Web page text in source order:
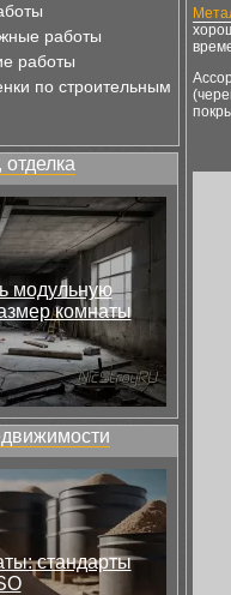
работы
работы
по строительным
отделка
модульную
комнаты
стандарты